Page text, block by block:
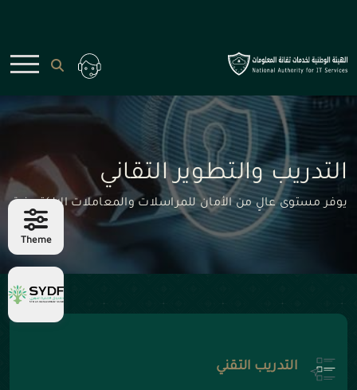
Theme
التدريب والتطوير التقاني
يوفر مستوى عالٍ من الأمان للمراسلات والمعاملات الإلكترونية
التدريب التقني